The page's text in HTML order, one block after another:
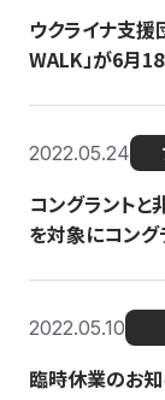
ウクライナ支援
WALK」が6月18
2022.05.24
コングラント
を対象にコング
2022.05.10
臨時休業のお